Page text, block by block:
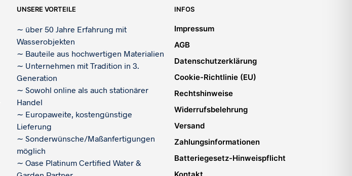
UNSERE VORTEILE
∼ über 50 Jahre Erfahrung mit
Wasserobjekten
∼ Bauteile aus hochwertigen Materialien
∼ Unternehmen mit Tradition in 3.
Generation
∼ Sowohl online als auch stationärer
Handel
∼ Europaweite, kostengünstige
Lieferung
∼ Sonderwünsche/Maßanfertigungen
möglich
∼ Oase Platinum Certified Water &
INFOS
Impressum
AGB
Datenschutzerklärung
Cookie-Richtlinie (EU)
Rechtshinweise
Widerrufsbelehrung
Versand
Zahlungsinformationen
Batteriegesetz-Hinweispflicht